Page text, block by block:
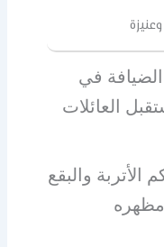
في
العائلات
الأتربة والبقع
مظهره